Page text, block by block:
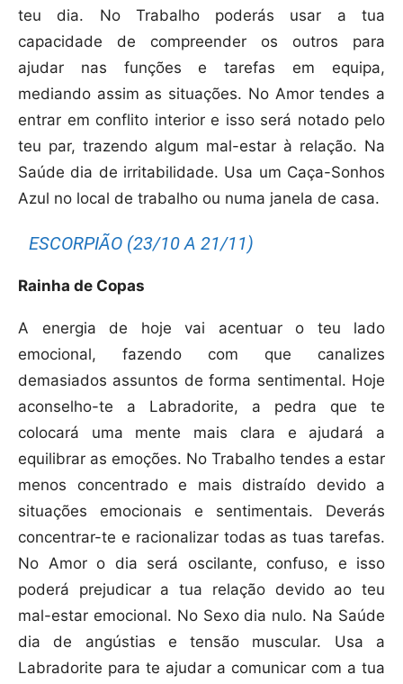
teu dia. No Trabalho poderás usar a tua
capacidade de compreender os outros para
ajudar nas funções e tarefas em equipa,
mediando assim as situações. No Amor tendes a
entrar em conflito interior e isso será notado pelo
teu par, trazendo algum mal-estar à relação. Na
Saúde dia de irritabilidade. Usa um Caça-Sonhos
Azul no local de trabalho ou numa janela de casa.
ESCORPIÃO (23/10 A 21/11)
Rainha de Copas
A energia de hoje vai acentuar o teu lado
emocional, fazendo com que canalizes
demasiados assuntos de forma sentimental. Hoje
aconselho-te a Labradorite, a pedra que te
colocará uma mente mais clara e ajudará a
equilibrar as emoções. No Trabalho tendes a estar
menos concentrado e mais distraído devido a
situações emocionais e sentimentais. Deverás
concentrar-te e racionalizar todas as tuas tarefas.
No Amor o dia será oscilante, confuso, e isso
poderá prejudicar a tua relação devido ao teu
mal-estar emocional. No Sexo dia nulo. Na Saúde
dia de angústias e tensão muscular. Usa a
Labradorite para te ajudar a comunicar com a tua